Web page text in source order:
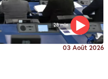
28 min
03 Août 2026